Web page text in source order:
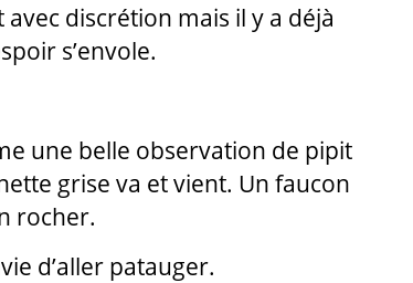
avec discrétion mais il y a déjà
s’envole.
une belle observation de pipit
grise va et vient. Un faucon
rocher.
d’aller patauger.